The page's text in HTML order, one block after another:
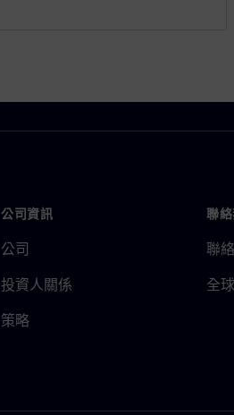
公司資訊
公司
投資人關係
策略
聯絡
聯絡
全